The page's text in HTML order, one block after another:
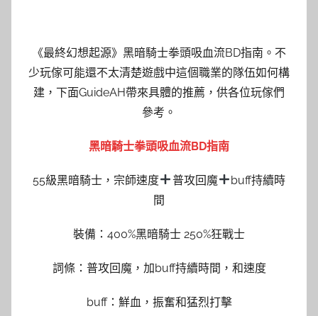
《最終幻想起源》黑暗騎士拳頭吸血流BD指南。不
少玩傢可能還不太清楚遊戲中這個職業的隊伍如何構
建，下面GuideAH帶來具體的推薦，供各位玩傢們
參考。
黑暗騎士拳頭吸血流BD指南
55級黑暗騎士，宗師速度 普攻回魔
buff持續時
間
裝備：400%黑暗騎士 250%狂戰士
詞條：普攻回魔，加buff持續時間，和速度
buff：鮮血，振奮和猛烈打擊